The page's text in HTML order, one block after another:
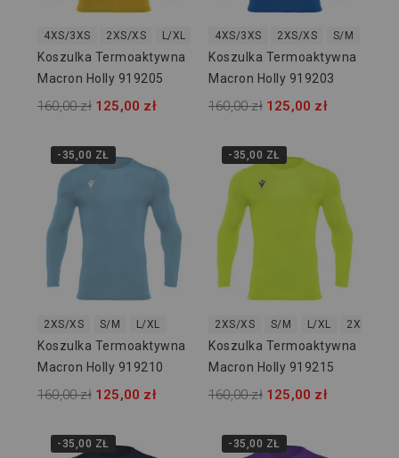
4XS/3XS 2XS/XS L/XL 2XL/3XL
Koszulka Termoaktywna
Macron Holly 919205
160,00 zł 125,00 zł
4XS/3XS 2XS/XS S/M
Koszulka Termoaktywna
Macron Holly 919203
160,00 zł 125,00 zł
-35,00 ZŁ
2XS/XS S/M L/XL
Koszulka Termoaktywna
Macron Holly 919210
160,00 zł 125,00 zł
-35,00 ZŁ
2XS/XS S/M L/XL 2XL/3XL
Koszulka Termoaktywna
Macron Holly 919215
160,00 zł 125,00 zł
-35,00 ZŁ -35,00 ZŁ